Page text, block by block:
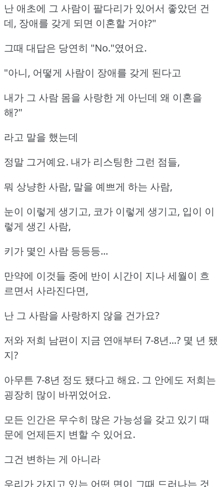
난 애초에 그 사람이 팔다리가 있어서 좋았던 건
데, 장애를 갖게 되면 이혼할 거야?"
그때 대답은 당연히 "No."였어요.
"아니, 어떻게 사람이 장애를 갖게 된다고
내가 그 사람 몸을 사랑한 게 아닌데 왜 이혼을
해?"
라고 말을 했는데
정말 그거예요. 내가 리스팅한 그런 점들,
뭐 상냥한 사람, 말을 예쁘게 하는 사람,
눈이 이렇게 생기고, 코가 이렇게 생기고, 입이 이
렇게 생긴 사람,
키가 몇인 사람 등등등...
만약에 이것들 중에 반이 시간이 지나 세월이 흐
르면서 사라진다면,
난 그 사람을 사랑하지 않을 건가요?
저와 저희 남편이 지금 연애부터 7-8년...? 몇 년 됐
지?
아무튼 7-8년 정도 됐다고 해요. 그 안에도 저희는
굉장히 많이 바뀌었어요.
모든 인간은 무수히 많은 가능성을 갖고 있기 때
문에 언제든지 변할 수 있어요.
그건 변하는 게 아니라
우리가 가지고 있는 어떤 면이 그때 드러나는 것